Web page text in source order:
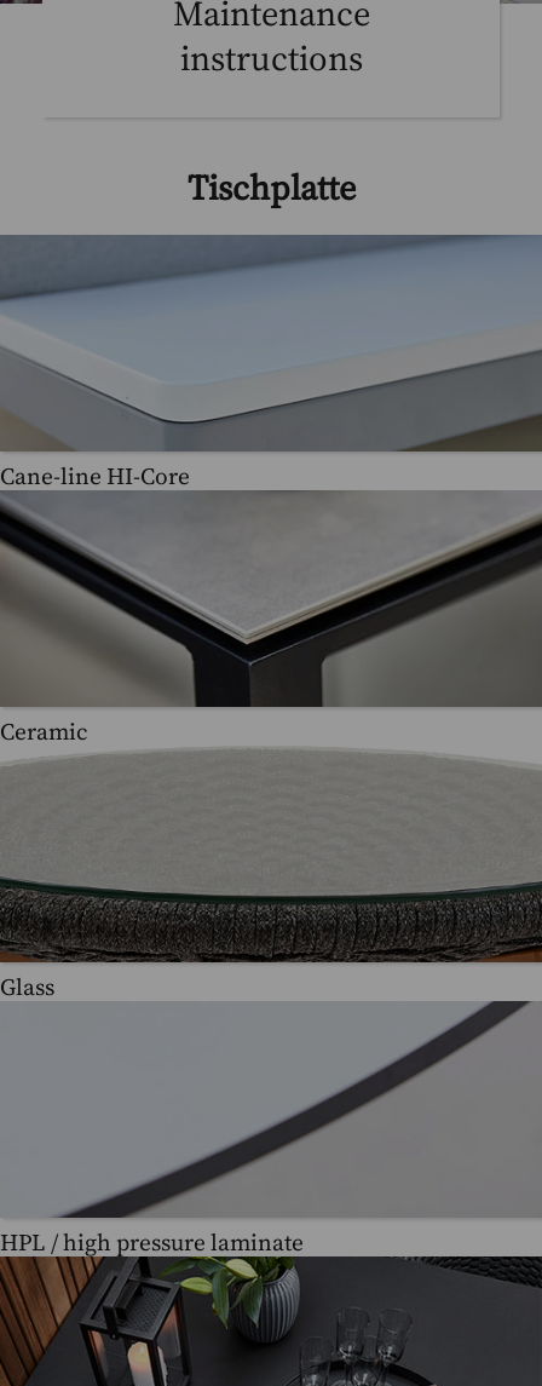
Maintenance
instructions
Tischplatte
Cane-line HI-Core
Ceramic
Glass
HPL / high pressure laminate